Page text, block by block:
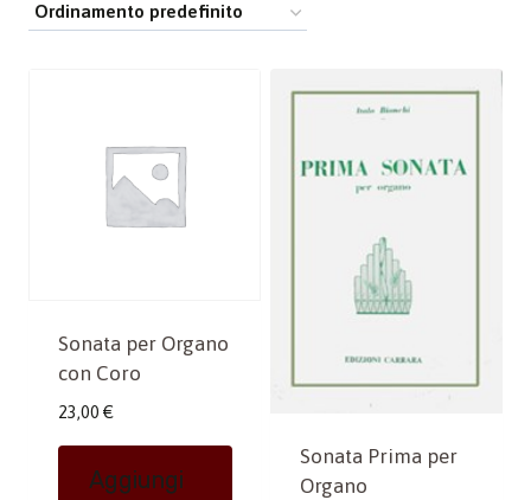
Sonata per Organo
con Coro
23,00 €
Aggiungi
Sonata Prima per
Organo